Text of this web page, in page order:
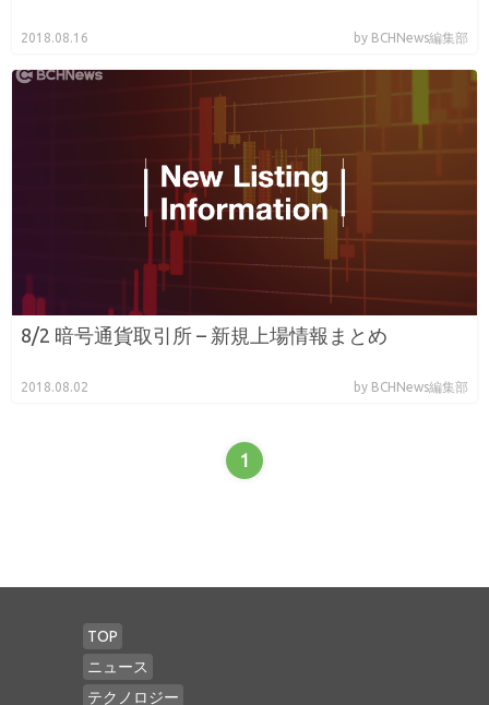
2018.08.16 by BCHNews編集部
8/2 暗号通貨取引所 – 新規上場情報まとめ
2018.08.02 by BCHNews編集部
1
TOP
ニュース
テクノロジー